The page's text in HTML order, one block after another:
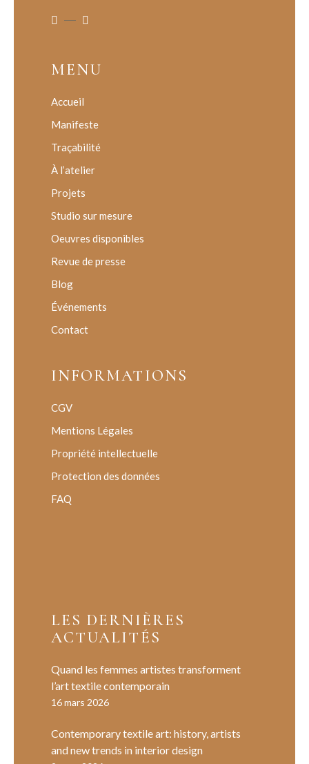
MENU
Accueil
Manifeste
Traçabilité
À l’atelier
Projets
Studio sur mesure
Oeuvres disponibles
Revue de presse
Blog
Événements
Contact
INFORMATIONS
CGV
Mentions Légales
Propriété intellectuelle
Protection des données
FAQ
LES DERNIÈRES
ACTUALITÉS
Quand les femmes artistes transforment
l’art textile contemporain
16 mars 2026
Contemporary textile art: history, artists
and new trends in interior design